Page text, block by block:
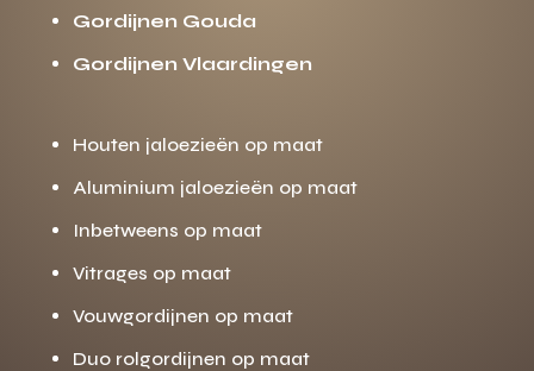
Gordijnen Gouda
Gordijnen Vlaardingen
Houten jaloezieën op maat
Aluminium jaloezieën op maat
Inbetweens op maat
Vitrages op maat
Vouwgordijnen op maat
Duo rolgordijnen op maat